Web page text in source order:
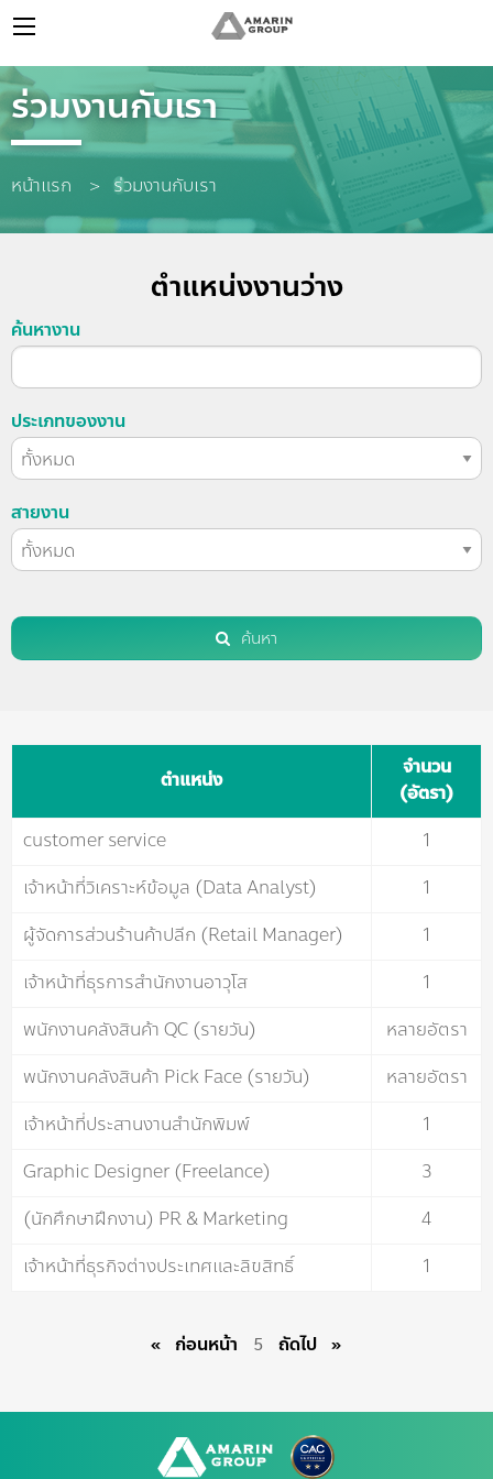
ร่วมงานกับเรา
หน้าแรก Current:
ร่วมงานกับเรา
ตำแหน่งงานว่าง
ค้นหางาน
ประเภทของงาน
สายงาน
ค้นหา
ตำแหน่ง
จำนวน
(อัตรา)
customer service
1
เจ้าหน้าที่วิเคราะห์ข้อมูล (Data Analyst)
1
ผู้จัดการส่วนร้านค้าปลีก (Retail Manager)
1
เจ้าหน้าที่ธุรการสำนักงานอาวุโส
1
พนักงานคลังสินค้า QC (รายวัน)
หลายอัตรา
พนักงานคลังสินค้า Pick Face (รายวัน)
หลายอัตรา
เจ้าหน้าที่ประสานงานสำนักพิมพ์​
1
Graphic Designer (Freelance)
3
(นักศึกษาฝึกงาน) PR & Marketing
4
เจ้าหน้าที่ธุรกิจต่างประเทศและลิขสิทธิ์
1
ก่อนหน้า page
5 ถัดไป page